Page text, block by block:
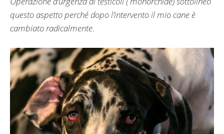
questo aspetto perché dopo l’intervento il mio cane è
cambiato radicalmente.